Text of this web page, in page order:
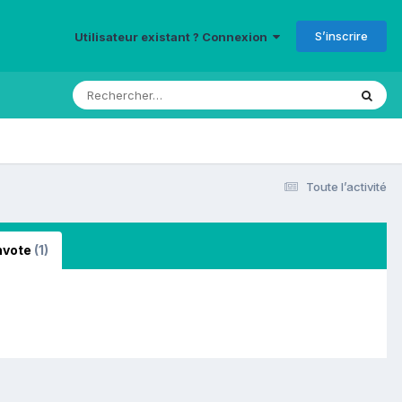
Utilisateur existant ? Connexion S’inscrire
Toute l’activité
(1)